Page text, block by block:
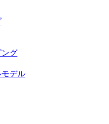
グ
デル